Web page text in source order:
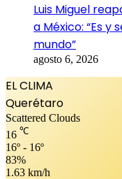
Luis Miguel
a México: “Es
mundo”
agosto 6, 2026
EL CLIMA
Querétaro
Scattered Clouds
16 ℃
16º - 16º
83%
1.63 km/h